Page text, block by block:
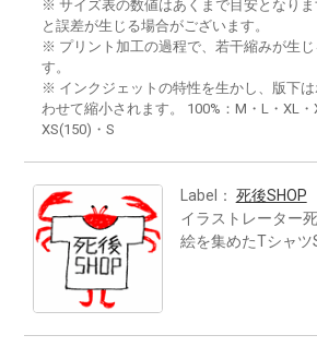
※ サイズ表の数値はあくまで目安となり
と誤差が生じる場合がございます。
※ プリント加工の過程で、若干縮みが生じ
す。
※ インクジェットの特性を生かし、版下
わせて縮小されます。 100%：M・L・XL・
XS(150)・S
Label： 死後SHOP
イラストレーター
絵を集めたTシャツ